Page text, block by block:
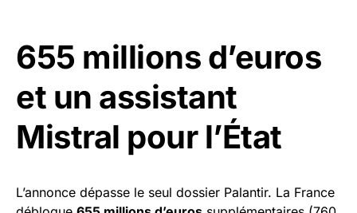
655 millions d’euros
et un assistant
Mistral pour l’État
L’annonce dépasse le seul dossier Palantir. La France